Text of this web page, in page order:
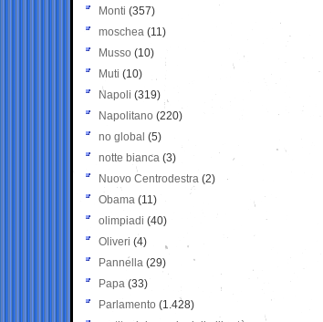
Monti (357)
moschea (11)
Musso (10)
Muti (10)
Napoli (319)
Napolitano (220)
no global (5)
notte bianca (3)
Nuovo Centrodestra (2)
Obama (11)
olimpiadi (40)
Oliveri (4)
Pannella (29)
Papa (33)
Parlamento (1.428)